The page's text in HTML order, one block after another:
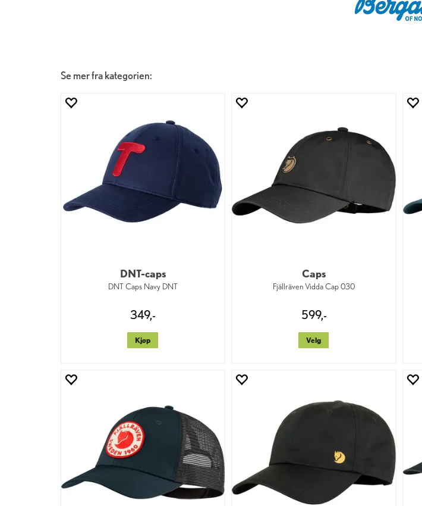
Se mer fra kategorien:
DNT-caps
DNT Caps Navy DNT
349,-
Kjøp
Caps
Fjällräven Vidda Cap 030
599,-
Velg